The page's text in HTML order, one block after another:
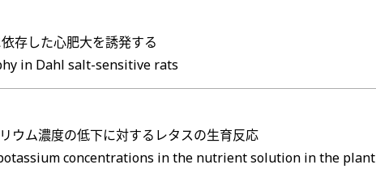
存した心肥大を誘発する
in Dahl salt-sensitive rats
ウム濃度の低下に対するレタスの生育反応
concentrations in the nutrient solution in the plant